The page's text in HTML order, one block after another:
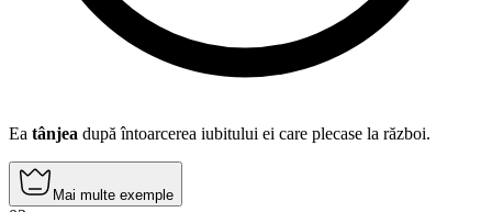
Ea tânjea după întoarcerea iubitului ei care plecase la război.
Mai multe exemple